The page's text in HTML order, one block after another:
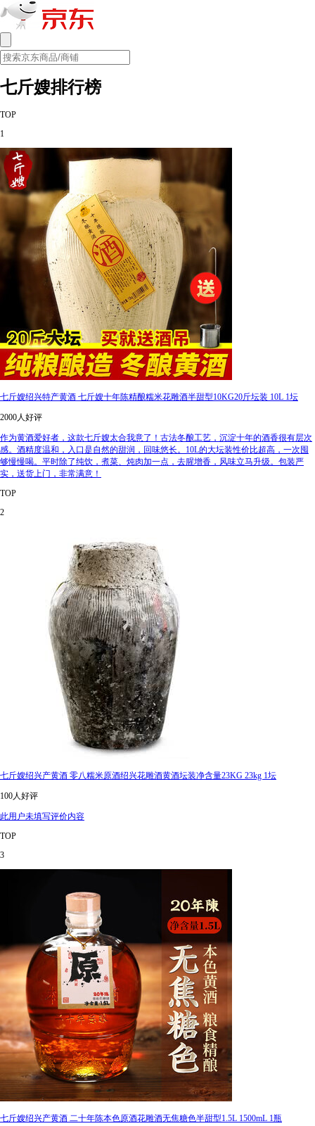
七斤嫂排行榜
TOP
1
七斤嫂绍兴特产黄酒 七斤嫂十年陈精酿糯米花雕酒半甜型10KG20斤坛装 10L 1坛
2000人好评
作为黄酒爱好者，这款七斤嫂太合我意了！古法冬酿工艺，沉淀十年的酒香很有层次
感。酒精度温和，入口是自然的甜润，回味悠长。10L的大坛装性价比超高，一次囤
够慢慢喝。平时除了纯饮，煮菜、炖肉加一点，去腥增香，风味立马升级。包装严
实，送货上门，非常满意！
TOP
2
七斤嫂绍兴产黄酒 零八糯米原酒绍兴花雕酒黄酒坛装净含量23KG 23kg 1坛
100人好评
此用户未填写评价内容
TOP
3
七斤嫂绍兴产黄酒 二十年陈本色原酒花雕酒无焦糖色半甜型1.5L 1500mL 1瓶